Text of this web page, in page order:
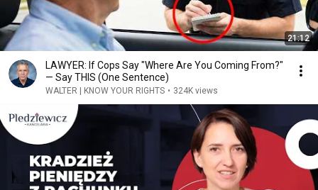
21:12
LAWYER: If Cops Say "Where Are You Coming From?"
— Say THIS (One Sentence)
WALTER | KNOW YOUR RIGHTS • 324K views